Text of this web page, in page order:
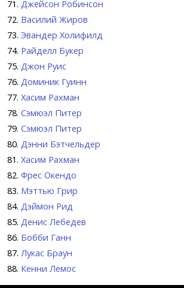
Джейсон Робинсон
Василий Жиров
Эвандер Холифилд
Райделл Букер
Джон Руис
Доминик Гуинн
Хасим Рахман
Сэмюэл Питер
Сэмюэл Питер
Дэнни Бэтчельдер
Хасим Рахман
Фрес Окендо
Мэттью Грир
Дэймон Рид
Денис Лебедев
Бобби Ганн
Лукас Браун
Кенни Лемос